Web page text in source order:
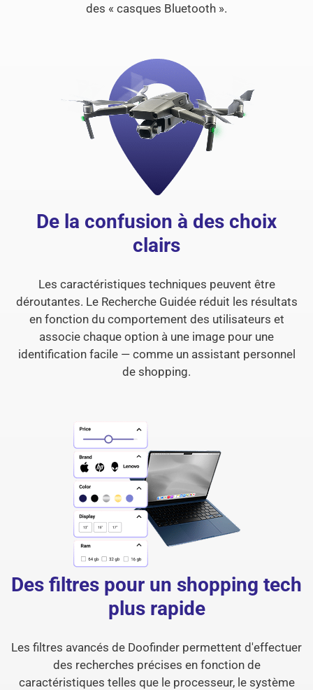
des « casques Bluetooth ».
De la confusion à des choix
clairs
Les caractéristiques techniques peuvent être
déroutantes. Le Recherche Guidée réduit les résultats
en fonction du comportement des utilisateurs et
associe chaque option à une image pour une
identification facile — comme un assistant personnel
de shopping.
Des filtres pour un shopping tech
plus rapide
Les filtres avancés de Doofinder permettent d'effectuer
des recherches précises en fonction de
caractéristiques telles que le processeur, le système